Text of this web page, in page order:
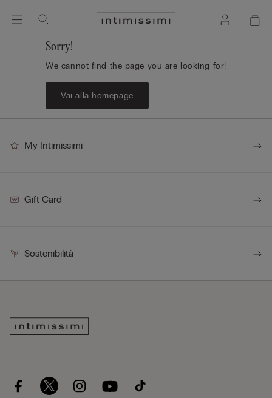
Sorry!
We cannot find the page you are looking for!
Vai alla homepage
My Intimissimi
Gift Card
Sostenibilità